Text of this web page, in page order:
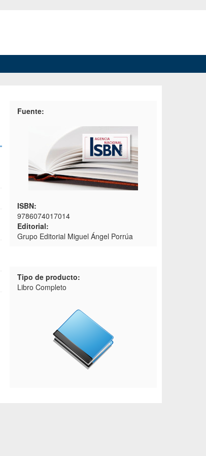
Fuente:
ISBN:
9786074017014
Editorial:
Grupo Editorial Miguel Ángel Porrúa
Tipo de producto:
Libro Completo